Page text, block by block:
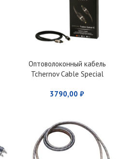
Оптоволоконный кабель
Tchernov Cable Special
3790,00 ₽